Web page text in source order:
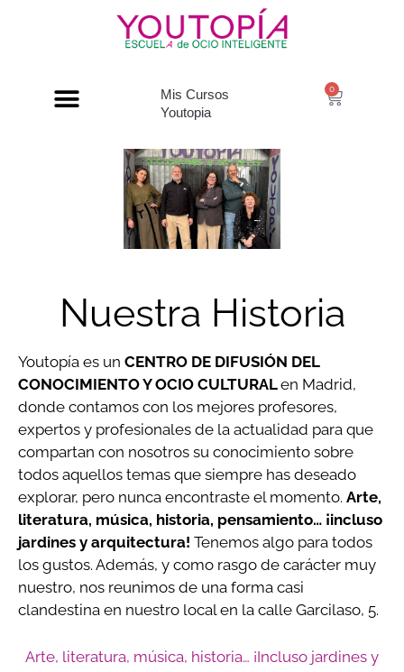
Mis Cursos
Youtopia
0
Nuestra Historia
Youtopía es un CENTRO DE DIFUSIÓN DEL
CONOCIMIENTO Y OCIO CULTURALen Madrid,
donde contamos con los mejores profesores,
expertos y profesionales de la actualidad para que
compartan con nosotros su conocimiento sobre
todos aquellos temas que siempre has deseado
explorar, pero nunca encontraste el momento. Arte,
literatura, música, historia, pensamiento… ¡incluso
jardines y arquitectura! Tenemos algo para todos
los gustos. Además, y como rasgo de carácter muy
nuestro, nos reunimos de una forma casi
clandestina en nuestro local en la calle Garcilaso, 5.
Arte, literatura, música, historia… ¡Incluso jardines y